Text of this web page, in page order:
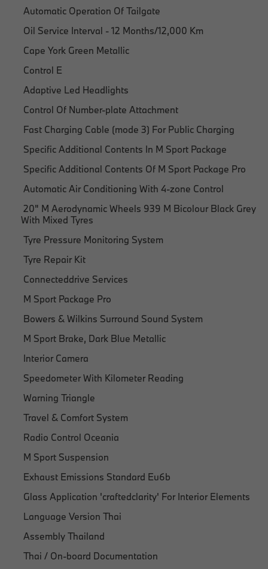
Automatic Operation Of Tailgate
Oil Service Interval - 12 Months/12,000 Km
Cape York Green Metallic
Control E
Adaptive Led Headlights
Control Of Number-plate Attachment
Fast Charging Cable (mode 3) For Public Charging
Specific Additional Contents In M Sport Package
Specific Additional Contents Of M Sport Package Pro
Automatic Air Conditioning With 4-zone Control
20" M Aerodynamic Wheels 939 M Bicolour Black Grey
With Mixed Tyres
Tyre Pressure Monitoring System
Tyre Repair Kit
Connecteddrive Services
M Sport Package Pro
Bowers & Wilkins Surround Sound System
M Sport Brake, Dark Blue Metallic
Interior Camera
Speedometer With Kilometer Reading
Warning Triangle
Travel & Comfort System
Radio Control Oceania
M Sport Suspension
Exhaust Emissions Standard Eu6b
Glass Application 'craftedclarity' For Interior Elements
Language Version Thai
Assembly Thailand
Thai / On-board Documentation